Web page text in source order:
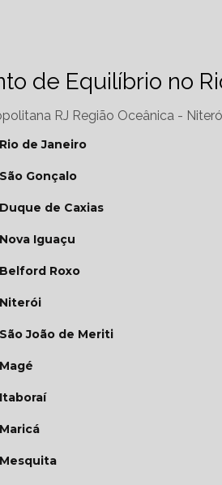
de Equilíbrio no
RJ Região Oceânica -
Rio de Janeiro
São Gonçalo
Duque de Caxias
Nova Iguaçu
Belford Roxo
Niterói
São João de Meriti
Magé
Itaboraí
Maricá
Mesquita